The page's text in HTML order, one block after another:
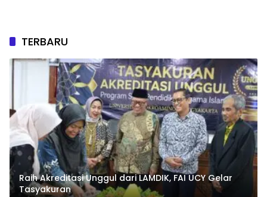
TERBARU
Raih Akreditasi Unggul dari LAMDIK, FAI UCY Gelar
Tasyakuran